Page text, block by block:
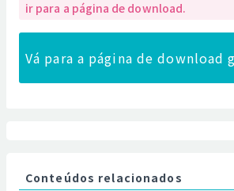
ir para a página de download.
Vá para a página de
Conteúdos relacionados